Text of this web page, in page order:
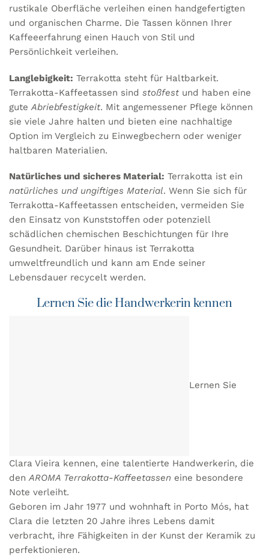
rustikale Oberfläche verleihen einen handgefertigten
und organischen Charme. Die Tassen können Ihrer
Kaffeeerfahrung einen Hauch von Stil und
Persönlichkeit verleihen.
Langlebigkeit: Terrakotta steht für Haltbarkeit.
Terrakotta-Kaffeetassen sind stoßfestund haben eine
gute Abriebfestigkeit. Mit angemessener Pflege können
sie viele Jahre halten und bieten eine nachhaltige
Option im Vergleich zu Einwegbechern oder weniger
haltbaren Materialien.
Natürliches und sicheres Material: Terrakotta ist ein
natürliches und ungiftiges Material. Wenn Sie sich für
Terrakotta-Kaffeetassen entscheiden, vermeiden Sie
den Einsatz von Kunststoffen oder potenziell
schädlichen chemischen Beschichtungen für Ihre
Gesundheit. Darüber hinaus ist Terrakotta
umweltfreundlich und kann am Ende seiner
Lebensdauer recycelt werden.
Lernen Sie die Handwerkerin kennen
Lernen Sie
Clara Vieira kennen, eine talentierte Handwerkerin, die
denAROMA Terrakotta-Kaffeetassen eine besondere
Note verleiht.
Geboren im Jahr 1977 und wohnhaft in Porto Mós, hat
Clara die letzten 20 Jahre ihres Lebens damit
verbracht, ihre Fähigkeiten in der Kunst der Keramik zu
perfektionieren.